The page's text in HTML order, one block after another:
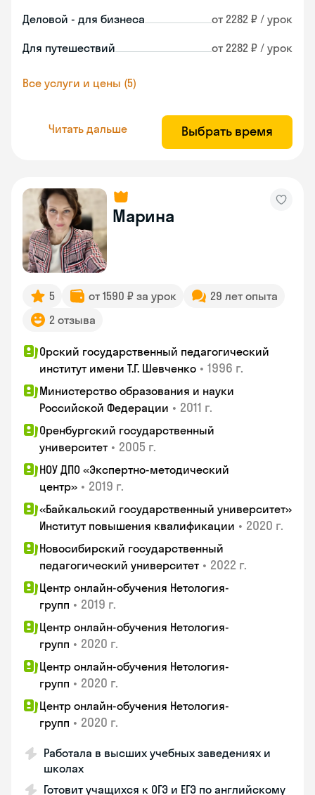
Деловой - для бизнеса от 2282 ₽ / урок
Для путешествий от 2282 ₽ / урок
Все услуги и цены (5)
Читать дальше Выбрать время
Марина
5 от 1590 ₽ за урок
29 лет опыта
2 отзыва
Орский государственный педагогический
институт имени Т.Г. Шевченко • 1996 г.
Министерство образования и науки
Российской Федерации • 2011 г.
Оренбургский государственный
университет • 2005 г.
НОУ ДПО «Экспертно-методический
центр» • 2019 г.
«Байкальский государственный университет»
Институт повышения квалификации • 2020 г.
Новосибирский государственный
педагогический университет • 2022 г.
Центр онлайн-обучения Нетология-
групп • 2019 г.
Центр онлайн-обучения Нетология-
групп • 2020 г.
Центр онлайн-обучения Нетология-
групп • 2020 г.
Центр онлайн-обучения Нетология-
групп • 2020 г.
Работала в высших учебных заведениях и
школах
Готовит учащихся к ОГЭ и ЕГЭ по английскому